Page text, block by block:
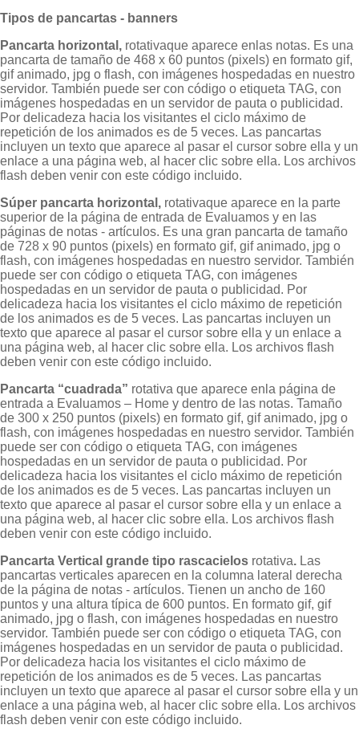
Tipos de pancartas - banners
Pancarta horizontal, rotativaque aparece en las notas. Es una
pancarta de tamaño de 468 x 60 puntos (pixels) en formato gif,
gif animado, jpg o flash, con imágenes hospedadas en nuestro
servidor. También puede ser con código o etiqueta TAG, con
imágenes hospedadas en un servidor de pauta o publicidad.
Por delicadeza hacia los visitantes el ciclo máximo de
repetición de los animados es de 5 veces. Las pancartas
incluyen un texto que aparece al pasar el cursor sobre ella y un
enlace a una página web, al hacer clic sobre ella. Los archivos
flash deben venir con este código incluido.
Súper pancarta horizontal, rotativaque aparece en la parte
superior de la página de entrada de Evaluamos y en las
páginas de notas - artículos. Es una gran pancarta de tamaño
de 728 x 90 puntos (pixels) en formato gif, gif animado, jpg o
flash, con imágenes hospedadas en nuestro servidor. También
puede ser con código o etiqueta TAG, con imágenes
hospedadas en un servidor de pauta o publicidad. Por
delicadeza hacia los visitantes el ciclo máximo de repetición
de los animados es de 5 veces. Las pancartas incluyen un
texto que aparece al pasar el cursor sobre ella y un enlace a
una página web, al hacer clic sobre ella. Los archivos flash
deben venir con este código incluido.
Pancarta “cuadrada” rotativa que aparece en la página de
entrada a Evaluamos – Home y dentro de las notas. Tamaño
de 300 x 250 puntos (pixels) en formato gif, gif animado, jpg o
flash, con imágenes hospedadas en nuestro servidor. También
puede ser con código o etiqueta TAG, con imágenes
hospedadas en un servidor de pauta o publicidad. Por
delicadeza hacia los visitantes el ciclo máximo de repetición
de los animados es de 5 veces. Las pancartas incluyen un
texto que aparece al pasar el cursor sobre ella y un enlace a
una página web, al hacer clic sobre ella. Los archivos flash
deben venir con este código incluido.
Pancarta Vertical grande tipo rascacielos rotativa. Las
pancartas verticales aparecen en la columna lateral derecha
de la página de notas - artículos. Tienen un ancho de 160
puntos y una altura típica de 600 puntos. En formato gif, gif
animado, jpg o flash, con imágenes hospedadas en nuestro
servidor. También puede ser con código o etiqueta TAG, con
imágenes hospedadas en un servidor de pauta o publicidad.
Por delicadeza hacia los visitantes el ciclo máximo de
repetición de los animados es de 5 veces. Las pancartas
incluyen un texto que aparece al pasar el cursor sobre ella y un
enlace a una página web, al hacer clic sobre ella. Los archivos
flash deben venir con este código incluido.